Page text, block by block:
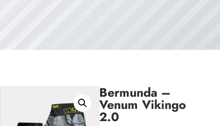
Bermunda –
Venum Vikingo
2.0